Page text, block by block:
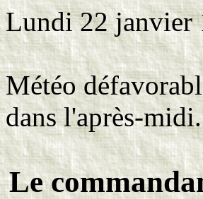
Lundi 22 janvier
Météo
dans l'après-midi.
Le